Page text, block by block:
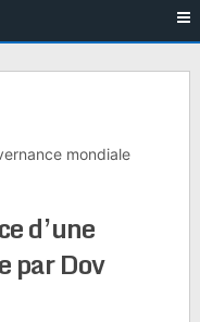
mondiale
d’une
par Dov